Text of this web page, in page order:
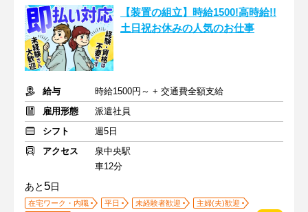
【装置の組立】時給1500!高時給!!
土日祝お休みの人気のお仕事
給与
時給1500円～ + 交通費全額支給
雇用形態
派遣社員
シフト
週5日
アクセス
泉中央駅
車12分
あと 5日
在宅ワーク・内職 平日 未経験者歓迎
主婦(夫)歓迎